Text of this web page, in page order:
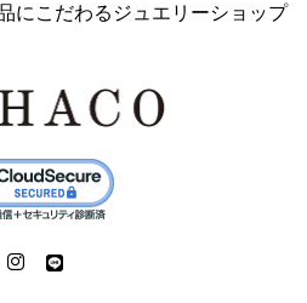
にこだわるジュエリーショップ